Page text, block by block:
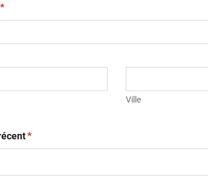
(obligatoire)
*
Ville
(obligatoire)
*